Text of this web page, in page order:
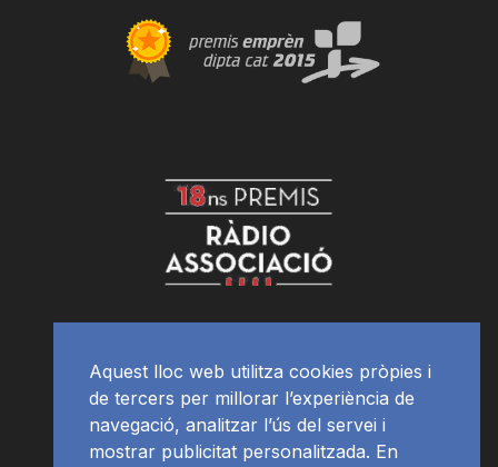
Aquest lloc web utilitza cookies pròpies i
de tercers per millorar l’experiència de
navegació, analitzar l’ús del servei i
mostrar publicitat personalitzada. En